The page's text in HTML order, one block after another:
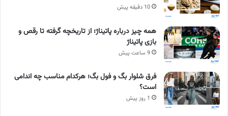
10 دقیقه پیش
همه چیز درباره پاتیناژ؛ از تاریخچه گرفته تا رقص و
بازی پاتیناژ
9 ساعت پیش
فرق شلوار بگ و فول بگ؛ هرکدام مناسب چه اندامی
است؟
1 روز پیش